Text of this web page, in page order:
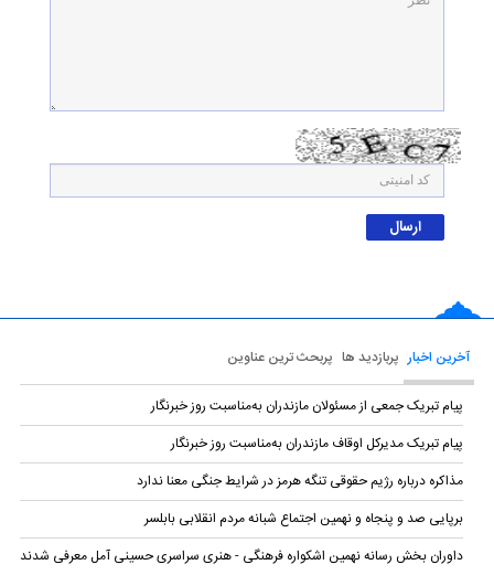
آخرین اخبار پربازدید ها پربحث ترین عناوین
پیام تبریک جمعی از مسئولان مازندران به‌مناسبت روز خبرنگار
پیام تبریک مدیرکل اوقاف مازندران به‌مناسبت روز خبرنگار
مذاکره درباره رژیم حقوقی تنگه هرمز در شرایط جنگی معنا ندارد
برپایی صد و پنجاه و نهمین اجتماع شبانه مردم انقلابی بابلسر
داوران بخش رسانه نهمین اشکواره فرهنگی‌ - هنری سراسری حسینی آمل معرفی شدند